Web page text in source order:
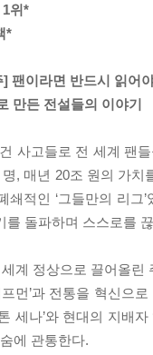
위*
*
팬이라면 반드시 읽어
만든 전설들의 이야기
사고들로 전 세계 팬
, 매년 20조 원의 가치
쇄적인 ‘그들만의 리
돌파하며 스스로를
세계 정상으로 끌어올
먼’과 전통을 혁신으
세나’와 현대의 지배
에 관통한다.